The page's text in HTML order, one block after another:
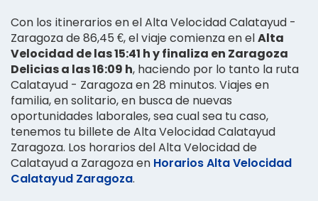
Con los itinerarios en el Alta Velocidad Calatayud -
Zaragoza de 86,45 €, el viaje comienza en elAlta
Velocidad de las 15:41 h y finaliza en Zaragoza
Delicias a las 16:09 h, haciendo por lo tanto la ruta
Calatayud - Zaragoza en 28 minutos. Viajes en
familia, en solitario, en busca de nuevas
oportunidades laborales, sea cual sea tu caso,
tenemos tu billete de Alta Velocidad Calatayud
Zaragoza. Los horarios del Alta Velocidad de
Calatayud a Zaragoza en Horarios Alta Velocidad
Calatayud Zaragoza.